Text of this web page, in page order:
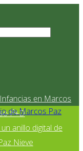
en Marcos
I²+D
anillo digital de
Nieve